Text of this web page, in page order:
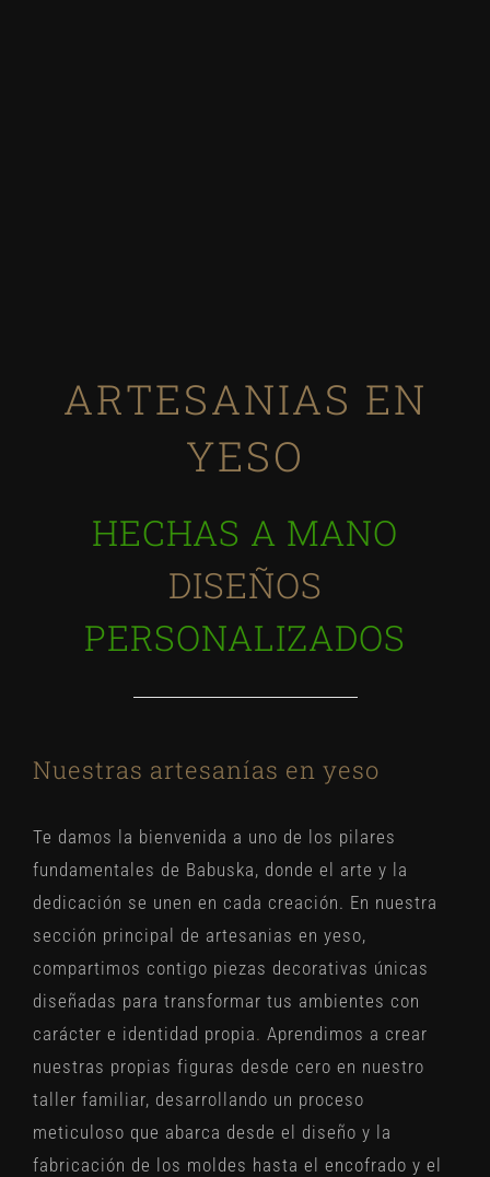
ARTESANIAS EN
YESO
HECHAS A MANO
DISEÑOS
PERSONALIZADOS
Nuestras artesanías en yeso
Te damos la bienvenida a uno de los pilares
fundamentales de Babuska, donde el arte y la
dedicación se unen en cada creación. En nuestra
sección principal de artesanias en yeso,
compartimos contigo piezas decorativas únicas
diseñadas para transformar tus ambientes con
carácter e identidad propia. Aprendimos a crear
nuestras propias figuras desde cero en nuestro
taller familiar, desarrollando un proceso
meticuloso que abarca desde el diseño y la
fabricación de los moldes hasta el encofrado y el